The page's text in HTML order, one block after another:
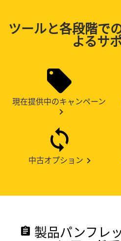
ツールと各段階で
よるサ
現在提供中のキャンペーン
中古オプション
assignment 製品パンフレ